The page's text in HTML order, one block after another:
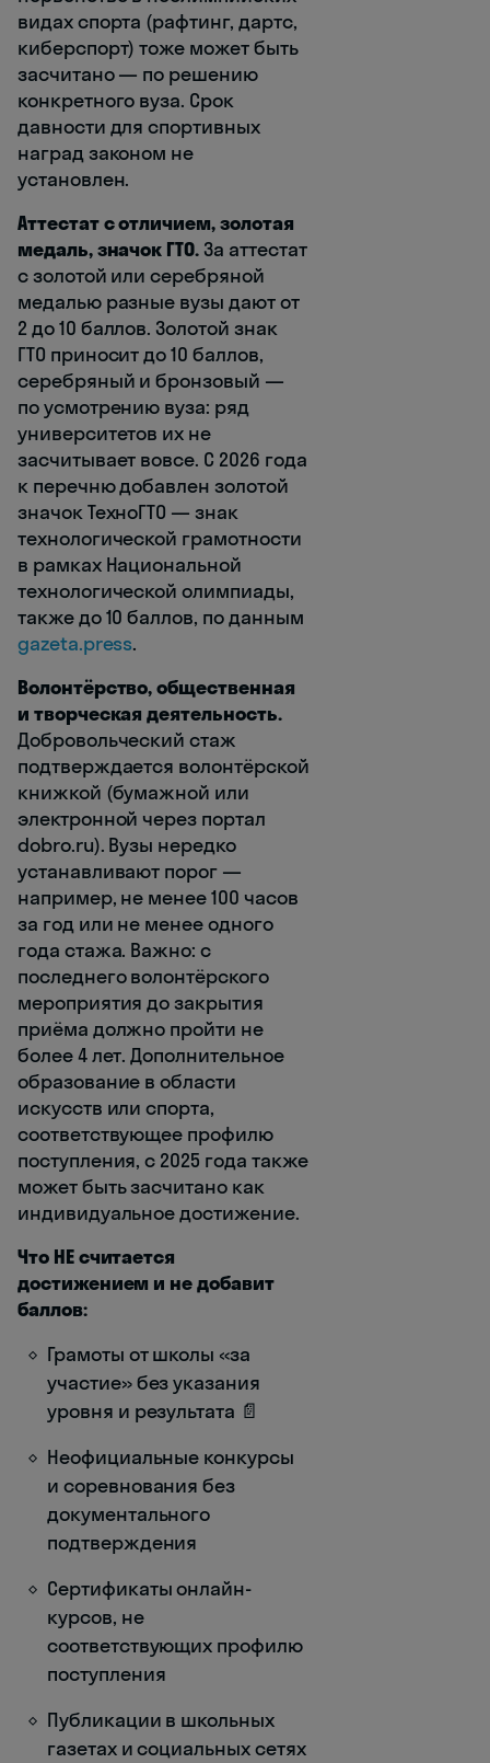
видах спорта (рафтинг, дартс,
киберспорт) тоже может быть
засчитано — по решению
конкретного вуза. Срок
давности для спортивных
наград законом не
установлен.
Аттестат с отличием, золотая
медаль, значок ГТО. За аттестат
с золотой или серебряной
медалью разные вузы дают от
2 до 10 баллов. Золотой знак
ГТО приносит до 10 баллов,
серебряный и бронзовый —
по усмотрению вуза: ряд
университетов их не
засчитывает вовсе. С 2026 года
к перечню добавлен золотой
значок ТехноГТО — знак
технологической грамотности
в рамках Национальной
технологической олимпиады,
также до 10 баллов, по данным
gazeta.press.
Волонтёрство, общественная
и творческая деятельность.
Добровольческий стаж
подтверждается волонтёрской
книжкой (бумажной или
электронной через портал
dobro.ru). Вузы нередко
устанавливают порог —
например, не менее 100 часов
за год или не менее одного
года стажа. Важно: с
последнего волонтёрского
мероприятия до закрытия
приёма должно пройти не
более 4 лет. Дополнительное
образование в области
искусств или спорта,
соответствующее профилю
поступления, с 2025 года также
может быть засчитано как
индивидуальное достижение.
Что НЕ считается
достижением и не добавит
баллов:
Грамоты от школы «за
участие» без указания
уровня и результата 📄
Неофициальные конкурсы
и соревнования без
документального
подтверждения
Сертификаты онлайн-
курсов, не
соответствующих профилю
поступления
Публикации в школьных
газетах и социальных сетях